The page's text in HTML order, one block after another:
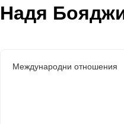
Надя
Международни отношения